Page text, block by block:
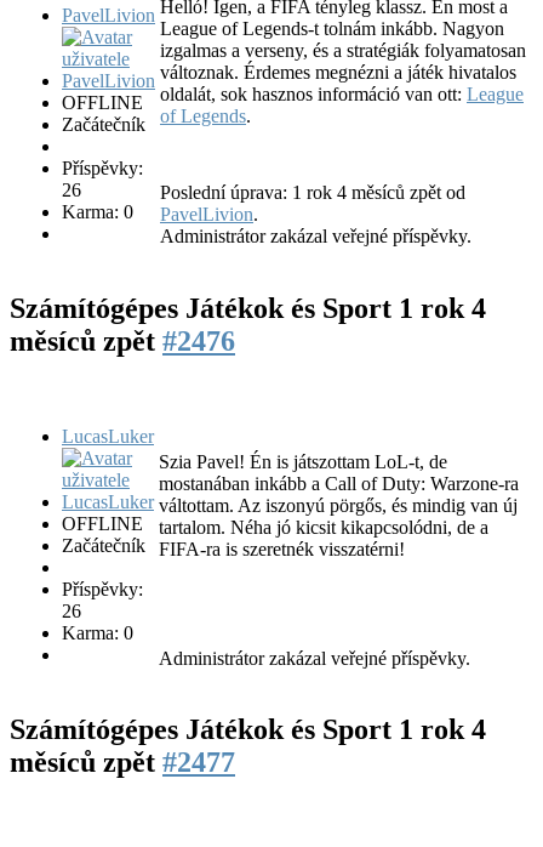
PavelLivion
OFFLINE
Začátečník
Příspěvky:
26
Karma: 0
Helló! Igen, a FIFA tényleg klassz. Én most a
League of Legends-t tolnám inkább. Nagyon
izgalmas a verseny, és a stratégiák folyamatosan
változnak. Érdemes megnézni a játék hivatalos
oldalát, sok hasznos információ van ott: League
of Legends.
Poslední úprava: 1 rok 4 měsíců zpět od
PavelLivion.
Administrátor zakázal veřejné příspěvky.
Számítógépes Játékok és Sport 1 rok 4
měsíců zpět #2476
LucasLuker
OFFLINE
Začátečník
Příspěvky:
26
Karma: 0
Szia Pavel! Én is játszottam LoL-t, de
mostanában inkább a Call of Duty: Warzone-ra
váltottam. Az iszonyú pörgős, és mindig van új
tartalom. Néha jó kicsit kikapcsolódni, de a
FIFA-ra is szeretnék visszatérni!
Administrátor zakázal veřejné příspěvky.
Számítógépes Játékok és Sport 1 rok 4
měsíců zpět #2477